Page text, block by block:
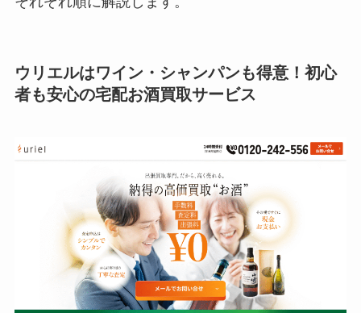
ウリエルはワイン・シャンパンも得意！初心
者も安心の宅配お酒買取サービス